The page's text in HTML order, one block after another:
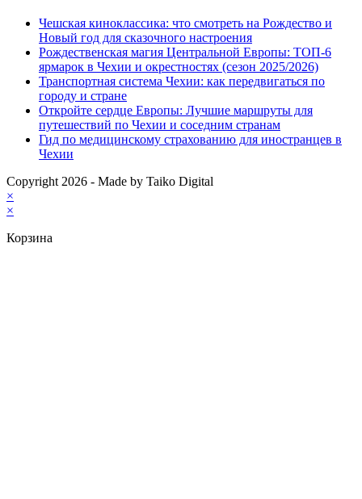
Чешская киноклассика: что смотреть на Рождество и
Новый год для сказочного настроения
Рождественская магия Центральной Европы: ТОП-6
ярмарок в Чехии и окрестностях (сезон 2025/2026)
Транспортная система Чехии: как передвигаться по
городу и стране
Откройте сердце Европы: Лучшие маршруты для
путешествий по Чехии и соседним странам
Гид по медицинскому страхованию для иностранцев в
Чехии
Copyright 2026 - Made by Taiko Digital
×
×
Корзина